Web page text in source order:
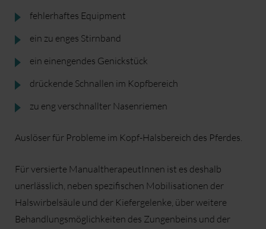
fehlerhaftes Equipment
ein zu enges Stirnband
ein einengendes Genickstück
drückende Schnallen im Kopfbereich
zu eng verschnallter Nasenriemen
Auslöser für Probleme im Kopf-Halsbereich des Pferdes.
Für versierte ManualtherapeutInnen ist es deshalb
unerlässlich, neben spezifischen Mobilisationen der
Halswirbelsäule und der Kiefergelenke, über weitere
Behandlungsmöglichkeiten des Zungenbeins und der